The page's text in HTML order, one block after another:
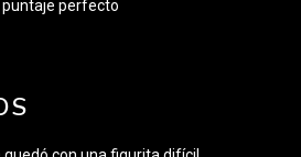
perfecto